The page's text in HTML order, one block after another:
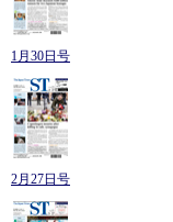
1月30日号
2月27日号